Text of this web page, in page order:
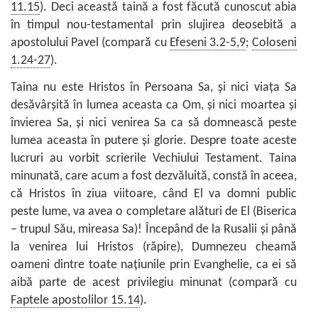
11.15). Deci această taină a fost făcută cunoscut abia
în timpul nou-testamental prin slujirea deosebită a
apostolului Pavel (compară cu Efeseni 3.2-5,9;Coloseni
1.24-27).
Taina nu este Hristos în Persoana Sa, şi nici viaţa Sa
desăvârşită în lumea aceasta ca Om, şi nici moartea şi
învierea Sa, şi nici venirea Sa ca să domnească peste
lumea aceasta în putere şi glorie. Despre toate aceste
lucruri au vorbit scrierile Vechiului Testament. Taina
minunată, care acum a fost dezvăluită, constă în aceea,
că Hristos în ziua viitoare, când El va domni public
peste lume, va avea o completare alături de El (Biserica
– trupul Său, mireasa Sa)! Începând de la Rusalii şi până
la venirea lui Hristos (răpire), Dumnezeu cheamă
oameni dintre toate naţiunile prin Evanghelie, ca ei să
aibă parte de acest privilegiu minunat (compară cu
Faptele apostolilor 15.14).